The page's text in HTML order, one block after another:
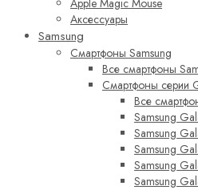
Аксессуары
Samsung
Смартфоны Samsung
Все смартфоны
Смартфоны серии
Все
Samsung
Samsung
Samsung
Samsung
Samsung